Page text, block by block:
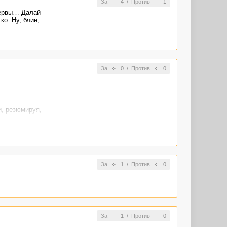
За 4/ Против 1
Далай
Ну, блин,
За 0/ Против 0
резюмируя,
он
потоков.
Такие
Именно
за своих
в
За 1 / Против 0
За 1 / Против 0